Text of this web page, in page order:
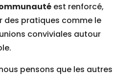
est renforcé,
des pratiques comme le
conviviales autour
pensons que les autres